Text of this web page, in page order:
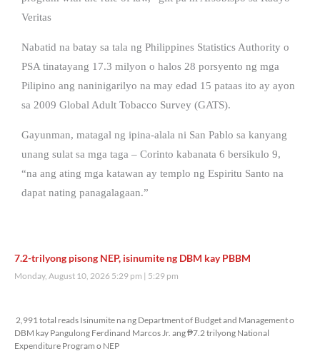
Veritas
Nabatid na batay sa tala ng Philippines Statistics Authority o
PSA tinatayang 17.3 milyon o halos 28 porsyento ng mga
Pilipino ang naninigarilyo na may edad 15 pataas ito ay ayon
sa 2009 Global Adult Tobacco Survey (GATS).
Gayunman, matagal ng ipina-alala ni San Pablo sa kanyang
unang sulat sa mga taga – Corinto kabanata 6 bersikulo 9,
“na ang ating mga katawan ay templo ng Espiritu Santo na
dapat nating panagalagaan.”
7.2-trilyong pisong NEP, isinumite ng DBM kay PBBM
Monday, August 10, 2026 5:29 pm 5:29 pm
2,991 total reads Isinumite na ng Department of Budget and Management o
DBM kay Pangulong Ferdinand Marcos Jr. ang ₱7.2 trilyong National
Expenditure Program o NEP